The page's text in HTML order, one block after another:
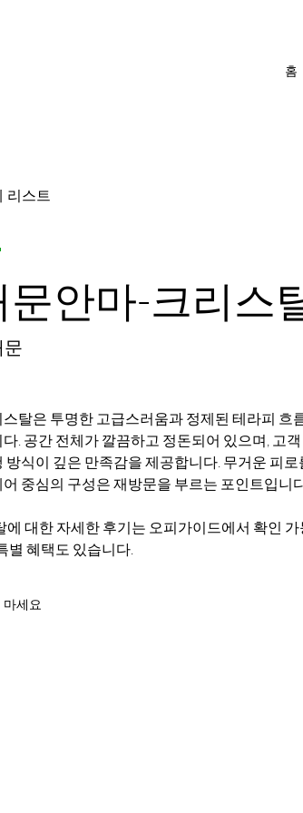
홈
리스트
문안마-크리스
문
탈은 투명한 고급스러움과 정제된 테라피 흐
. 공간 전체가 깔끔하고 정돈되어 있으며, 고
방식이 깊은 만족감을 제공합니다. 무거운 피로
중심의 구성은 재방문을 부르는 포인트입니
대한 자세한 후기는 오피가이드에서 확인 가
별 혜택도 있습니다.
세요